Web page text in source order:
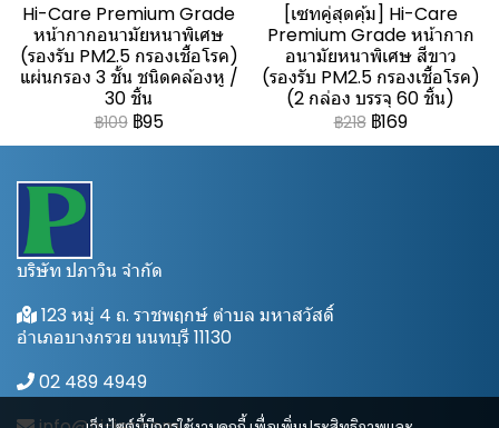
Hi-Care Premium Grade
หน้ากากอนามัยหนาพิเศษ
(รองรับ PM2.5 กรองเชื้อโรค)
แผ่นกรอง 3 ชั้น ชนิดคล้องหู /
30 ชิ้น
฿109 ฿95
[เซทคู่สุดคุ้ม] Hi-Care
Premium Grade หน้ากาก
อนามัยหนาพิเศษ สีขาว
(รองรับ PM2.5 กรองเชื้อโรค)
(2 กล่อง บรรจุ 60 ชิ้น)
฿218 ฿169
บริษัท ปภาวิน จำกัด
123 หมู่ 4 ถ. ราชพฤกษ์ ตำบล มหาสวัสดิ์
อำเภอบางกรวย นนทบุรี 11130
02 489 4949